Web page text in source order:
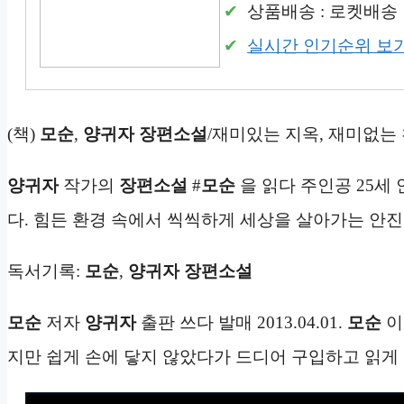
상품배송 : 로켓배송
실시간 인기순위 보
(책) 모순, 양귀자 장편소설/재미있는 지옥, 재미없는
양귀자작가의 장편소설 #모순 을 읽다 주인공 25세
다. 힘든 환경 속에서 씩씩하게 세상을 살아가는 안
독서기록: 모순, 양귀자 장편소설
모순 저자 양귀자출판 쓰다 발매 2013.04.01. 모순
지만 쉽게 손에 닿지 않았다가 드디어 구입하고 읽